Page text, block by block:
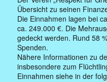
Übersicht zu seinen
Die Einnahmen lagen bei
ca. 249.000 €. Die
gedeckt werden. Rund 58
Spenden.
Nähere Informationen zu
insbesondere zum
Einnahmen siehe in der